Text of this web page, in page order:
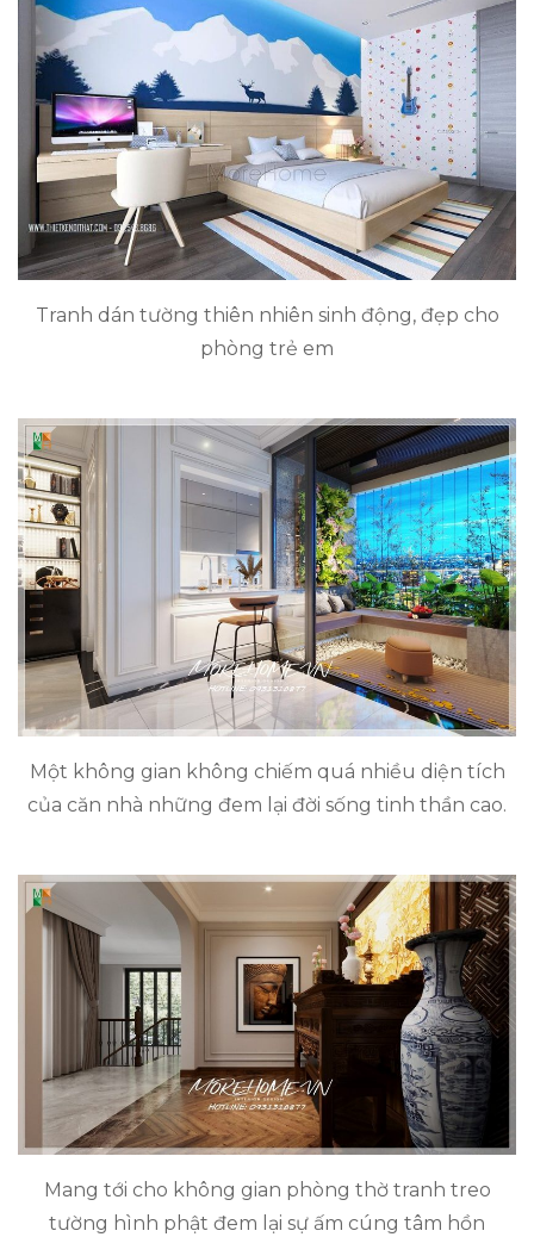
Tranh dán tường thiên nhiên sinh động, đẹp cho
phòng trẻ em
Một không gian không chiếm quá nhiều diện tích
của căn nhà những đem lại đời sống tinh thần cao.
Mang tới cho không gian phòng thờ tranh treo
tường hình phật đem lại sự ấm cúng tâm hồn